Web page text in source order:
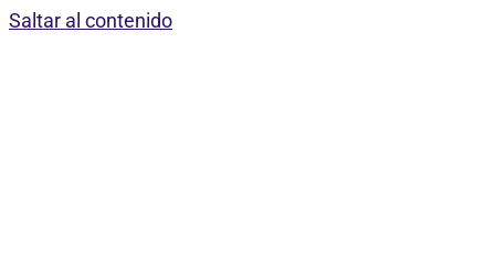
Saltar al contenido